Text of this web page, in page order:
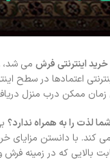
خرید اینترنتی فرش می شد،
اعتمادها در سطح
زمان ممکن درب منزل
لذت را به همراه ندارد؟
کند. با دانستن مزایای
بالایی که در زمینه